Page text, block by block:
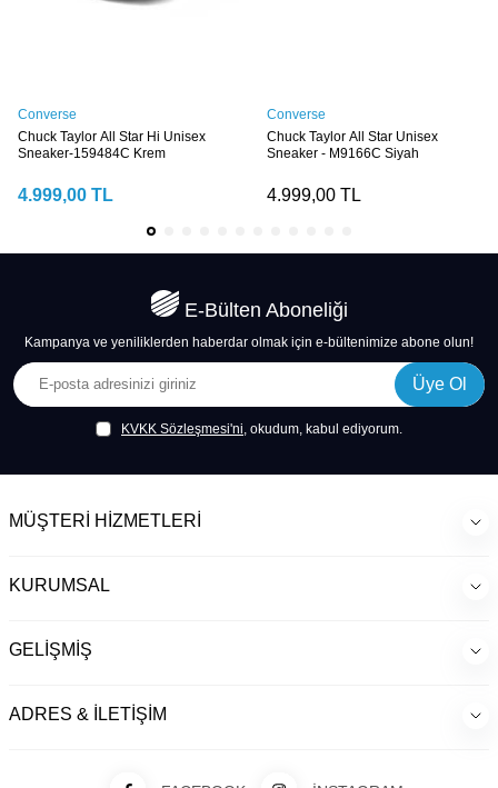
Converse
Chuck Taylor All Star Hi Unisex
Sneaker-159484C Krem
4.999,00 TL
Converse
Chuck Taylor All Star Unisex
Sneaker - M9166C Siyah
4.999,00TL
E-Bülten Aboneliği
Kampanya ve yeniliklerden haberdar olmak için e-bültenimize abone olun!
Üye Ol
KVKK Sözleşmesi'ni , okudum, kabul ediyorum.
MÜŞTERI HIZMETLERI
KURUMSAL
GELIŞMIŞ
ADRES & İLETIŞIM